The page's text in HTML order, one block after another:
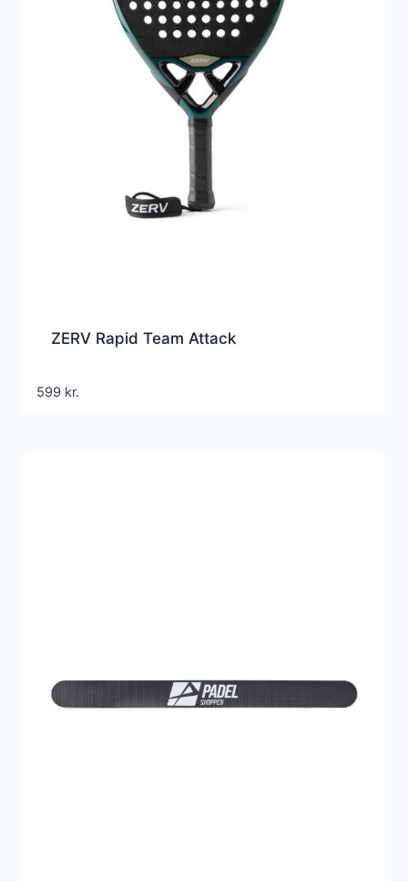
ZERV Rapid Team Attack
599 kr.